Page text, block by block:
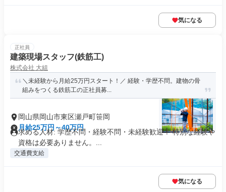
気になる
正社員
建築現場スタッフ(鉄筋工)
株式会社 大組
＼未経験から月給25万円スタート！／ 経験・学歴不問。建物の骨
組みをつくる鉄筋工の正社員募...
岡山県岡山市東区瀬戸町笹岡
月給25万円～40万円
求める人材: 学歴不問・経験不問・未経験歓迎！ 特別な経験や
資格は必要ありません。...
交通費支給
気になる